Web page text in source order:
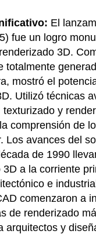
El
fue un logro
3D.
totalmente
mostró el
Utilizó técnicas
texturizado y
comprensión de
Los avances del
de 1990
3D a la corriente
e
comenzaron a
de renderizado
arquitectos y